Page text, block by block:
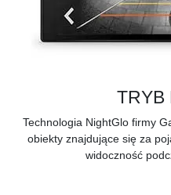
TRYB
Technologia NightGlo firmy
obiekty znajdujące się za
widoczność